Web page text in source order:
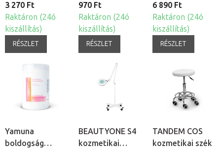
3 270 Ft
Raktáron (24ó
kiszállítás)
RÉSZLET
970 Ft
Raktáron (24ó
kiszállítás)
RÉSZLET
6 890 Ft
Raktáron (24ó
kiszállítás)
RÉSZLET
Yamuna
boldogság
BEAUTYONE S4
kozmetikai
TANDEM COS
kozmetikai szék